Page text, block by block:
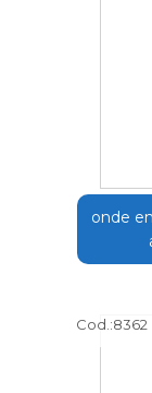
onde
Cod.:8362